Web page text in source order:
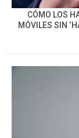
CÓMO LOS
MÓVILES SIN